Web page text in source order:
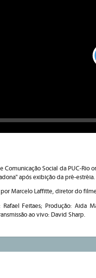
Seek
Comunicação Social da PUC-
após exibição da pré-estréia.
Marcelo Laffitte, diretor do
Rafael Feitaes; Produção: Aida
ao vivo: David Sharp.